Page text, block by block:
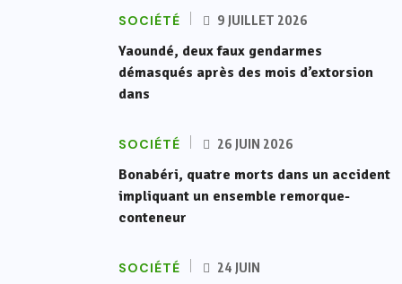
SOCIÉTÉ 9 JUILLET 2026
Yaoundé, deux faux gendarmes
démasqués après des mois d’extorsion
dans
SOCIÉTÉ 26 JUIN 2026
Bonabéri, quatre morts dans un accident
impliquant un ensemble remorque-
conteneur
SOCIÉTÉ
24 JUIN